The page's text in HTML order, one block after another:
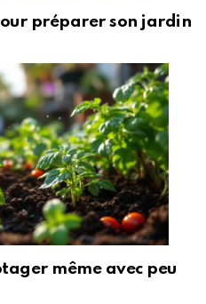
préparer son jardin
même avec peu